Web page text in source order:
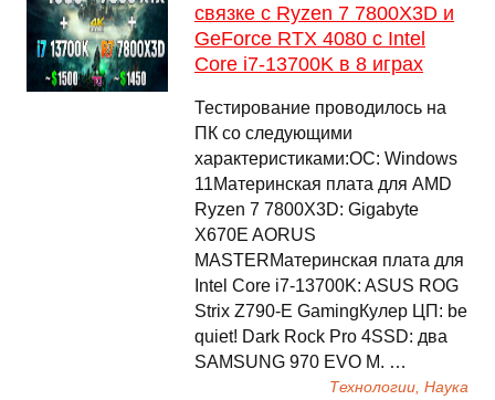
связке с Ryzen 7 7800X3D и
GeForce RTX 4080 с Intel
Core i7-13700K в 8 играх
Тестирование проводилось на
ПК со следующими
характеристиками:ОС: Windows
11Материнская плата для AMD
Ryzen 7 7800X3D: Gigabyte
X670E AORUS
MASTERМатеринская плата для
Intel Core i7-13700K: ASUS ROG
Strix Z790-E GamingКулер ЦП: be
quiet! Dark Rock Pro 4SSD: два
SAMSUNG 970 EVO M. …
Технологии, Наука